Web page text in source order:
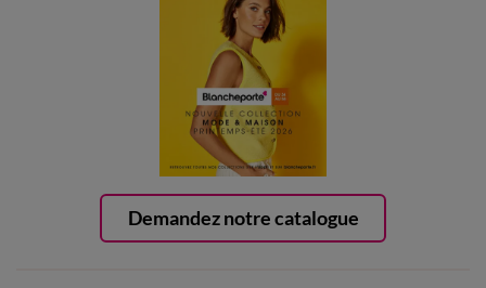
Demandez notre catalogue